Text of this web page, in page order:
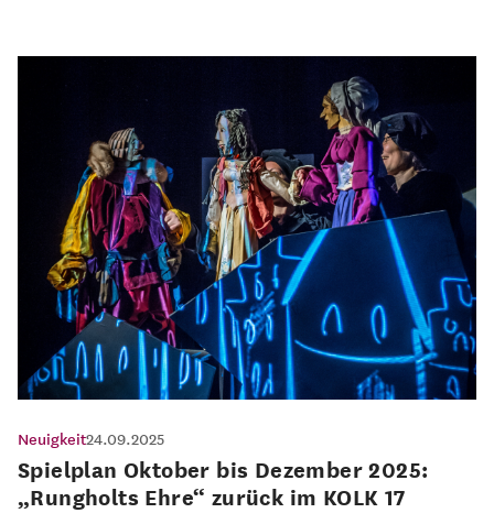
Neuigkeit24.09.2025
Spielplan Oktober bis Dezember 2025:
„Rungholts Ehre“ zurück im KOLK 17